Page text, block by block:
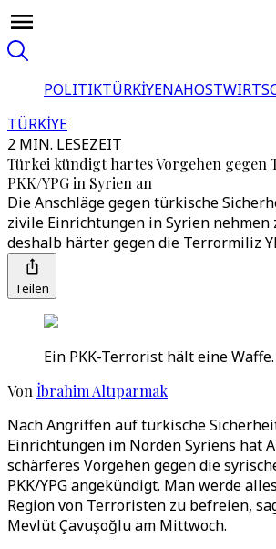
POLITIKTÜRKİYENAHOST
TÜRKİYE
2 MIN. LESEZEIT
Türkei kündigt hartes Vorgehen gegen
PKK/YPG in Syrien an
Die Anschläge gegen türkische
zivile Einrichtungen in Syrien
deshalb härter gegen die Terrormiliz
Teilen
Ein PKK-Terrorist hält eine
Von İbrahim Altıparmak
Nach Angriffen auf türkische
Einrichtungen im Norden Syriens hat
schärferes Vorgehen gegen die
PKK/YPG angekündigt. Man werde
Region von Terroristen zu befreien,
Mevlüt Çavuşoğlu am Mittwoch.